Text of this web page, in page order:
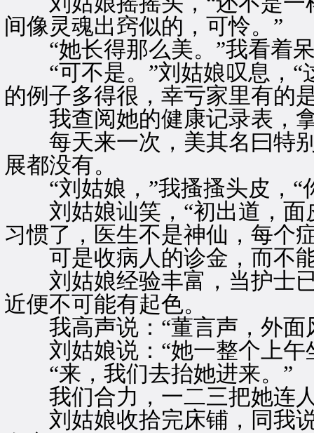
间像灵魂出窍似的，可怜。”
“她长得那么美。”我看着呆
“可不是。”刘姑娘叹息，“
的例子多得很，幸亏家里有的
我查阅她的健康记录表，拿
每天来一次，美其名曰特别
展都没有。
“刘姑娘，”我搔搔头皮，“
刘姑娘讪笑，“初出道，面
习惯了，医生不是神仙，每个
可是收病人的诊金，而不
刘姑娘经验丰富，当护士已
近便不可能有起色。
我高声说：“董言声，外面
刘姑娘说：“她一整个上午
“来，我们去抬她进来。”
我们合力，一二三把她连
刘姑娘收拾完床铺，同我说